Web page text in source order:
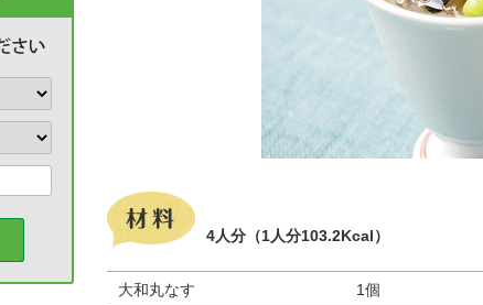
4人分（1人分103.2Kcal）
大和丸なす 1個